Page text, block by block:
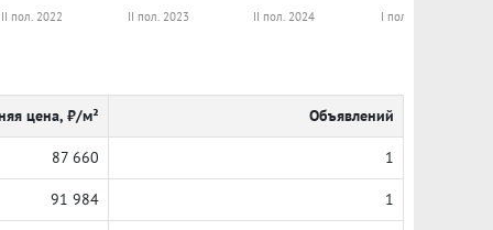
II пол. 2022 II пол. 2023 II пол. 2024 I пол. 2025
цена, ₽/м² Объявлений
87 660 1
91 984 1